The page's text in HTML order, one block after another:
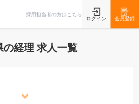
採用担当者の方はこちら
ログイン 会員登録
の経理 求人一覧